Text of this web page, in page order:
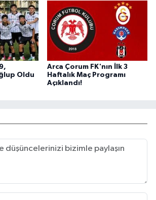
Oldu
Arca Çorum FK'nın İlk 3
Haftalık Maç Programı
Açıklandı!